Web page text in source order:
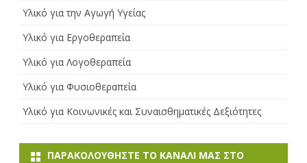
Υλικό για την Αγωγή Υγείας
Υλικό για Εργοθεραπεία
Υλικό για Λογοθεραπεία
Υλικό για Φυσιοθεραπεία
Υλικό για Κοινωνικές και Συναισθηματικές Δεξιότητες
ΠΑΡΑΚΟΛΟΥΘΉΣΤΕ ΤΟ ΚΑΝΆΛI ΜΑΣ ΣΤΟ